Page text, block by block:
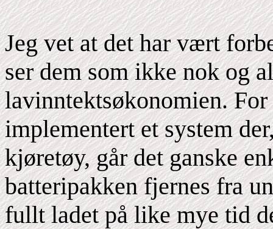
Jeg vet at det har vært
ser dem som ikke nok og
lavinntektsøkonomien.
implementert et system
kjøretøy, går det ganske
batteripakken fjernes fra
fullt ladet på like mye tid